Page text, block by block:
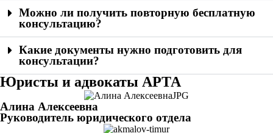
Можно ли получить повторную бесплатную
консультацию?
Какие документы нужно подготовить для
консультации?
Юристы и адвокаты АРТА
Алина Алексеевна
Руководитель юридического отдела